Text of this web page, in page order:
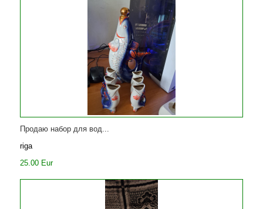
Продаю набор для вод...
riga
25.00 Eur